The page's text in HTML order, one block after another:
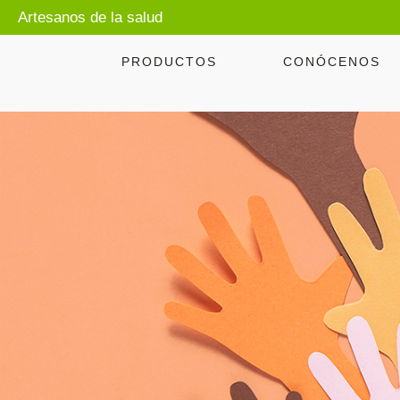
Artesanos de la salud
PRODUCTOS CONÓCENOS